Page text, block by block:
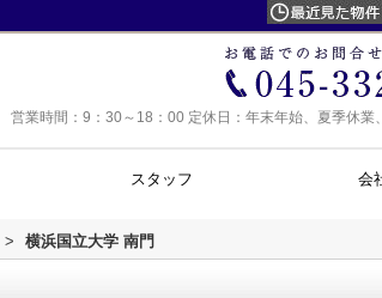
営業時間：9：30～18：00 定休日：年末年始、夏季休業
スタッフ 会
> 横浜国立大学 南門